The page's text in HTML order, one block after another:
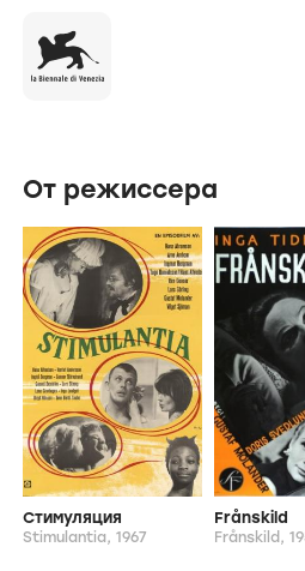
От режиссера
Стимуляция
Stimulantia, 1967
Frånskild
Frånskild,